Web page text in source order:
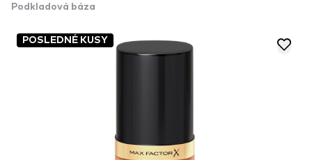
Podkladová báza
POSLEDNÉ KUSY